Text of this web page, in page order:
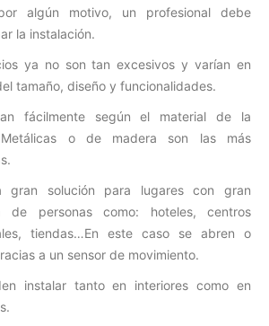
algún motivo, un profesional debe
la instalación.
ya no son tan excesivos y varían en
tamaño, diseño y funcionalidades.
fácilmente según el material de la
o de madera son las más
gran solución para lugares con gran
de personas como: hoteles, centros
tiendas…En este caso se abren o
a un sensor de movimiento.
instalar tanto en interiores como en